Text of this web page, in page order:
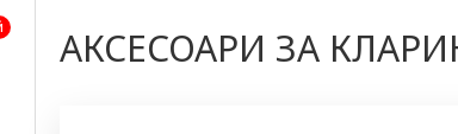
АКСЕСОАРИ ЗА